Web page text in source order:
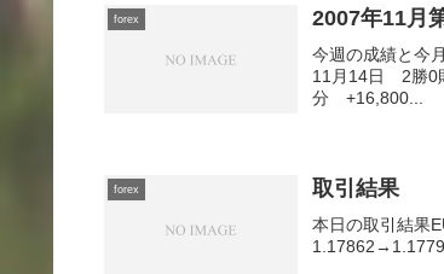
forex 2007年11月
今週の成績と今
11月14日 2勝0
分 +16,800...
forex 取引結果
本日の取引結